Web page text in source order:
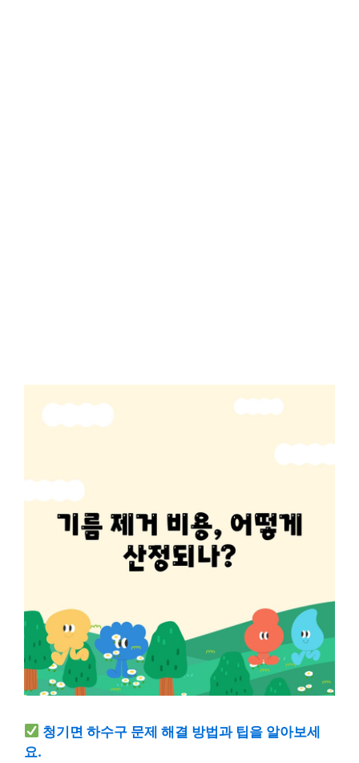
청기면 하수구 문제 해결 방법과 팁을 알아보세
요.